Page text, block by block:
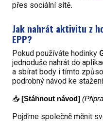
přes sociální sítě.
Jak nahrát aktivitu z
EPP?
Pokud používáte hodinky
jednoduše nahrát do
a sbírat body i tímto
podrobný návod ke
📥 [Stáhnout návod]
Pojďme společně měnit